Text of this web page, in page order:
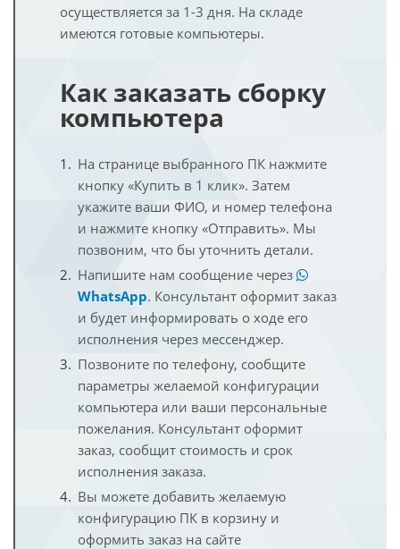
осуществляется за 1-3 дня. На складе
имеются готовые компьютеры.
Как заказать сборку
компьютера
На странице выбранного ПК нажмите
кнопку «Купить в 1 клик». Затем
укажите ваши ФИО, и номер телефона
и нажмите кнопку «Отправить». Мы
позвоним, что бы уточнить детали.
Напишите нам сообщение через
WhatsApp. Консультант оформит заказ
и будет информировать о ходе его
исполнения через мессенджер.
Позвоните по телефону, сообщите
параметры желаемой конфигурации
компьютера или ваши персональные
пожелания. Консультант оформит
заказ, сообщит стоимость и срок
исполнения заказа.
Вы можете добавить желаемую
конфигурацию ПК в корзину и
оформить заказ на сайте